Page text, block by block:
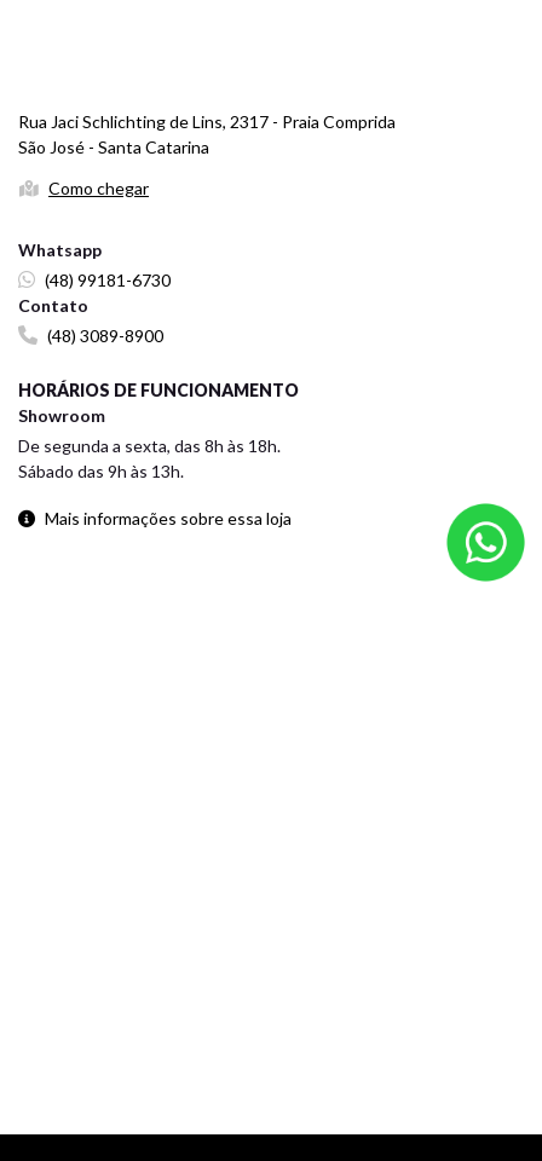
Rua Jaci Schlichting de Lins, 2317 - Praia Comprida
São José - Santa Catarina
Como chegar
Whatsapp
(48) 99181-6730
Contato
(48) 3089-8900
HORÁRIOS DE FUNCIONAMENTO
Showroom
De segunda a sexta, das 8h às 18h.
Sábado das 9h às 13h.
Mais informações sobre essa loja